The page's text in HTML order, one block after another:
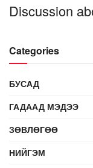
Discussion
Categories
БУСАД
ГАДААД МЭДЭЭ
ЗӨВЛӨГӨӨ
НИЙГЭМ